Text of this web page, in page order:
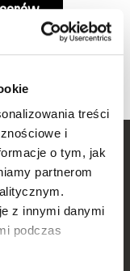
treści
i
o tym, jak
partnerom
z innymi danymi
podczas